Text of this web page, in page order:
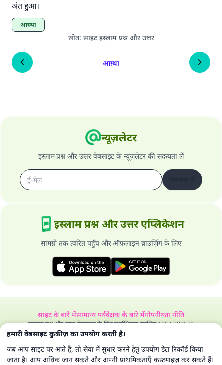
अंत हुआ।
आस्था
स्रोत: साइट इस्लाम प्रश्न और उत्तर
आस्था
न्यूज़लेटर
इस्लाम प्रश्न और उत्तर वेबसाइट के न्यूज़लेटर की सदस्यता लें
इस्लाम प्रश्न और उत्तर एप्लिकेशन
सामग्री तक त्वरित पहुँच और ऑफ़लाइन ब्राउज़िंग के लिए
साइट के बारे मेंसामान्य पर्यवेक्षक के बारे मेंगोपनीयता नीति
इस्लाम प्रश्न और उत्तर वेबसाइट के लिए सर्वाधिकार सुरक्षित 1997-2025 ©
हमारी वेबसाइट कुकीज़ का उपयोग करती है।
जब आप साइट पर आते हैं, तो सेवा में सुधार करने हेतु उपयोग डेटा रिकॉर्ड किया
जाता है। आप अधिक जान सकते और अपनी प्राथमिकताएँ कस्टमाइज़ कर सकते हैं।